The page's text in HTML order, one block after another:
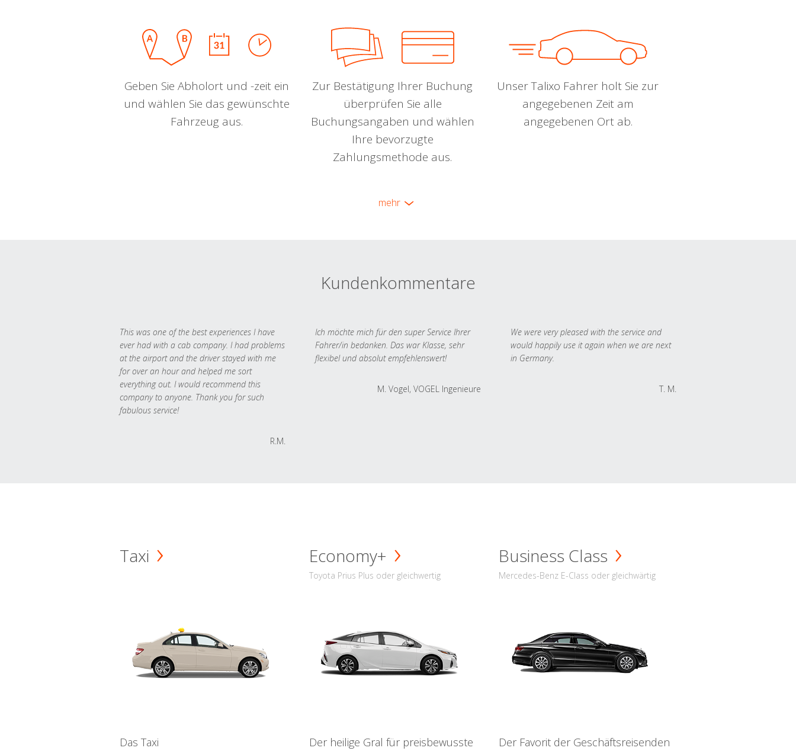
Geben Sie Abholort und -zeit ein
und wählen Sie das gewünschte
Fahrzeug aus.
Zur Bestätigung Ihrer Buchung
überprüfen Sie alle
Buchungsangaben und wählen
Ihre bevorzugte
Zahlungsmethode aus.
Unser Talixo Fahrer holt Sie zur
angegebenen Zeit am
angegebenen Ort ab.
mehr
Kundenkommentare
This was one of the best experiences I have
ever had with a cab company. I had problems
at the airport and the driver stayed with me
for over an hour and helped me sort
everything out. I would recommend this
company to anyone. Thank you for such
fabulous service!
R.M.
Ich möchte mich für den super Service Ihrer
Fahrer/in bedanken. Das war Klasse, sehr
flexibel und absolut empfehlenswert!
M. Vogel, VOGEL Ingenieure
We were very pleased with the service and
would happily use it again when we are next
in Germany.
T. M.
Taxi
Das Taxi
Economy+
Toyota Prius Plus oder gleichwertig
Der heilige Gral für preisbewusste
Business Class
Mercedes-Benz E-Class oder gleichwärtig
Der Favorit der Geschäftsreisenden